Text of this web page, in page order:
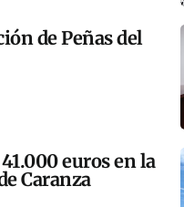
de Peñas del
euros en la
Caranza